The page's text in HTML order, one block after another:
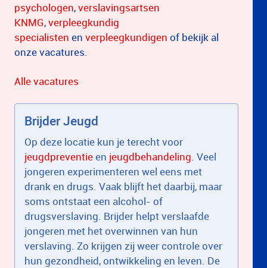
psychologen,verslavingsartsen
KNMG,verpleegkundig
specialisten en verpleegkundigen of bekijk al
onze vacatures.
Alle vacatures
Brijder Jeugd
Op deze locatie kun je terecht voor
jeugdpreventieen jeugdbehandeling. Veel
jongeren experimenteren wel eens met
drank en drugs. Vaak blijft het daarbij, maar
soms ontstaat een alcohol- of
drugsverslaving. Brijder helpt verslaafde
jongeren met het overwinnen van hun
verslaving. Zo krijgen zij weer controle over
hun gezondheid, ontwikkeling en leven. De